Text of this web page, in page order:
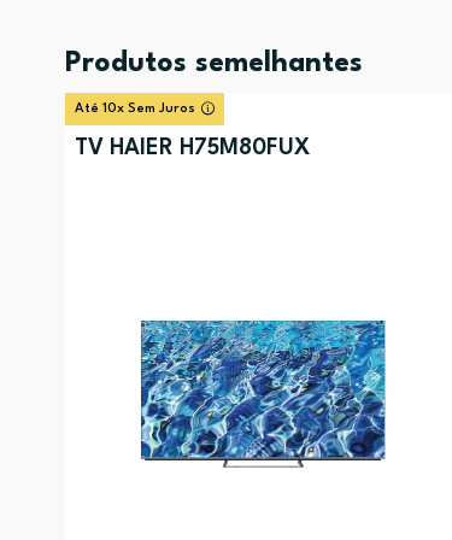
Produtos semelhantes
Até 10x Sem Juros
TV HAIER H75M80FUX